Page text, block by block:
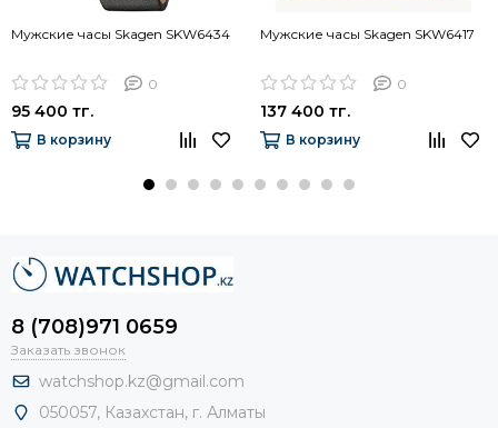
Мужские часы Skagen SKW6434
0
95 400 тг.
В корзину
Мужские часы Skagen SKW6417
0
137 400 тг.
В корзину
8 (708)971 0659
Заказать звонок
watchshop.kz@gmail.com
050057, Казахстан, г. Алматы